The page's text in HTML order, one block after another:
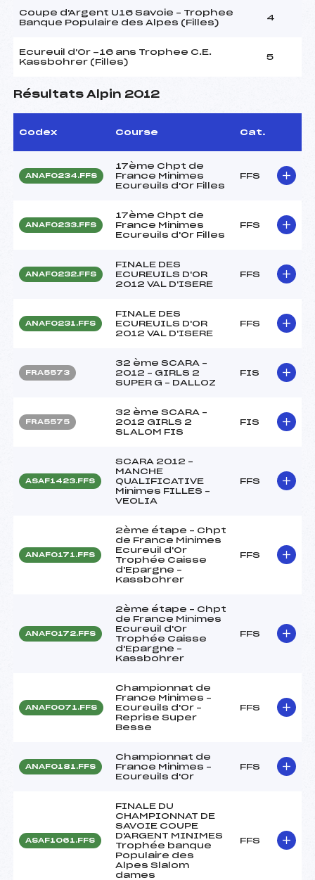
Coupe d'Argent U16 Savoie – Trophee
Banque Populaire des Alpes (Filles)
4
Ecureuil d'Or -16 ans Trophee C.E.
Kassbohrer (Filles)
5
Résultats Alpin 2012
Codex Course Cat.
ANAF0234.FFS
17ème Chpt de
France Minimes
Ecureuils d'Or Filles
FFS
ANAF0233.FFS
17ème Chpt de
France Minimes
Ecureuils d'Or Filles
FFS
ANAF0232.FFS
FINALE DES
ECUREUILS D'OR
2012 VAL D'ISERE
FFS
ANAF0231.FFS
FINALE DES
ECUREUILS D'OR
2012 VAL D'ISERE
FFS
FRA5573
32 ème SCARA –
2012 – GIRLS 2
SUPER G – DALLOZ
FIS
FRA5575
32 ème SCARA –
2012 GIRLS 2
SLALOM FIS
FIS
ASAF1423.FFS
SCARA 2012 –
MANCHE
QUALIFICATIVE
Minimes FILLES –
VEOLIA
FFS
ANAF0171.FFS
2ème étape – Chpt
de France Minimes
Ecureuil d'Or
Trophée Caisse
d'Epargne –
Kassbohrer
FFS
ANAF0172.FFS
2ème étape – Chpt
de France Minimes
Ecureuil d'Or
Trophée Caisse
d'Epargne –
Kassbohrer
FFS
ANAF0071.FFS
Championnat de
France Minimes –
Ecureuils d'Or –
Reprise Super
Besse
FFS
ANAF0181.FFS
Championnat de
France Minimes –
Ecureuils d'Or
FFS
ASAF1061.FFS
FINALE DU
CHAMPIONNAT DE
SAVOIE COUPE
D'ARGENT MINIMES
Trophée banque
Populaire des
Alpes Slalom
dames
FFS